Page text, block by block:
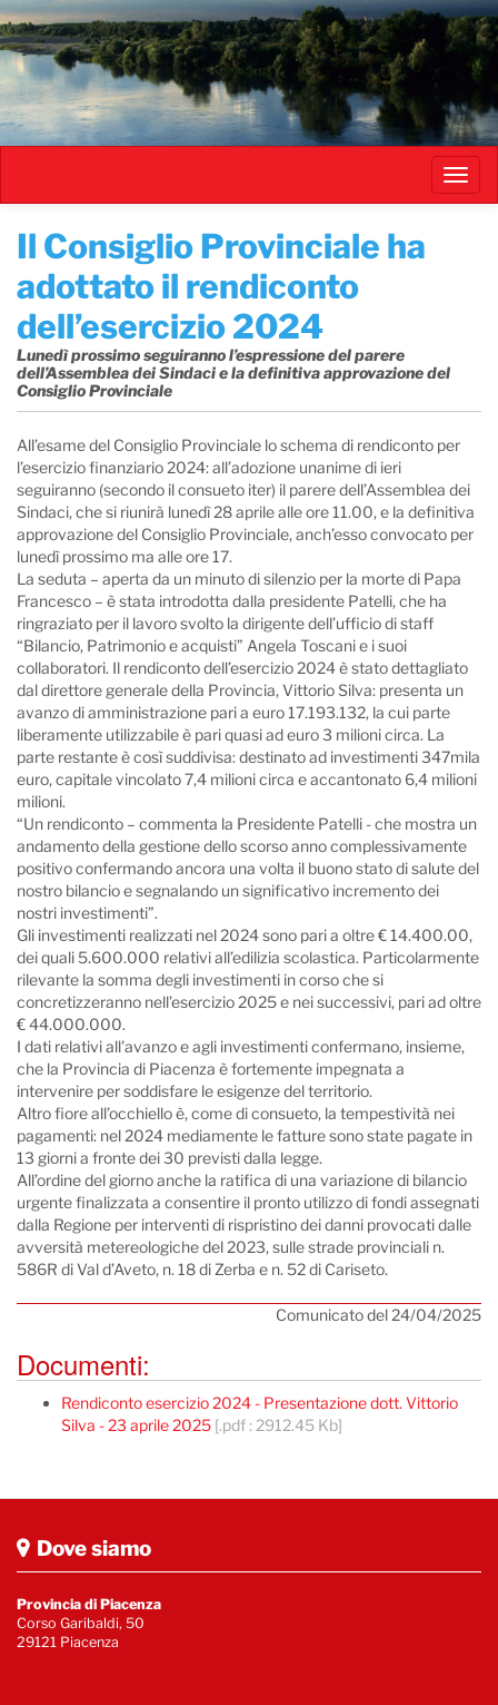
Salta
al
contenuto
principale
Il Consiglio Provinciale ha
adottato il rendiconto
dell’esercizio 2024
Lunedì prossimo seguiranno l’espressione del parere
dell’Assemblea dei Sindaci e la definitiva approvazione del
Consiglio Provinciale
All’esame del Consiglio Provinciale lo schema di rendiconto per
l’esercizio finanziario 2024: all’adozione unanime di ieri
seguiranno (secondo il consueto iter) il parere dell’Assemblea dei
Sindaci, che si riunirà lunedì 28 aprile alle ore 11.00, e la definitiva
approvazione del Consiglio Provinciale, anch’esso convocato per
lunedì prossimo ma alle ore 17.
La seduta – aperta da un minuto di silenzio per la morte di Papa
Francesco – è stata introdotta dalla presidente Patelli, che ha
ringraziato per il lavoro svolto la dirigente dell’ufficio di staff
“Bilancio, Patrimonio e acquisti” Angela Toscani e i suoi
collaboratori. Il rendiconto dell’esercizio 2024 è stato dettagliato
dal direttore generale della Provincia, Vittorio Silva: presenta un
avanzo di amministrazione pari a euro 17.193.132, la cui parte
liberamente utilizzabile è pari quasi ad euro 3 milioni circa. La
parte restante è così suddivisa: destinato ad investimenti 347mila
euro, capitale vincolato 7,4 milioni circa e accantonato 6,4 milioni
milioni.
“Un rendiconto – commenta la Presidente Patelli - che mostra un
andamento della gestione dello scorso anno complessivamente
positivo confermando ancora una volta il buono stato di salute del
nostro bilancio e segnalando un significativo incremento dei
nostri investimenti”.
Gli investimenti realizzati nel 2024 sono pari a oltre € 14.400.00,
dei quali 5.600.000 relativi all’edilizia scolastica. Particolarmente
rilevante la somma degli investimenti in corso che si
concretizzeranno nell’esercizio 2025 e nei successivi, pari ad oltre
€ 44.000.000.
I dati relativi all'avanzo e agli investimenti confermano, insieme,
che la Provincia di Piacenza è fortemente impegnata a
intervenire per soddisfare le esigenze del territorio.
Altro fiore all’occhiello è, come di consueto, la tempestività nei
pagamenti: nel 2024 mediamente le fatture sono state pagate in
13 giorni a fronte dei 30 previsti dalla legge.
All’ordine del giorno anche la ratifica di una variazione di bilancio
urgente finalizzata a consentire il pronto utilizzo di fondi assegnati
dalla Regione per interventi di rispristino dei danni provocati dalle
avversità metereologiche del 2023, sulle strade provinciali n.
586R di Val d’Aveto, n. 18 di Zerba e n. 52 di Cariseto.
Comunicato del 24/04/2025
Documenti:
Rendiconto esercizio 2024 - Presentazione dott. Vittorio
Silva - 23 aprile 2025 [.pdf : 2912.45 Kb]
Dove siamo
Provincia di Piacenza
Corso Garibaldi, 50
29121 Piacenza